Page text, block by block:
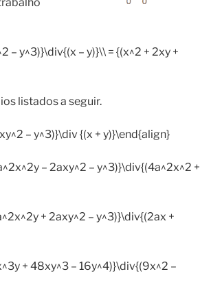
– y^3)}\div{(x – y)}\\ = {(x^2 + 2xy +
listados a seguir.
– y^3)}\div {(x + y)}\end{align}
– 2axy^2 – y^3)}\div{(4a^2x^2 +
+ 2axy^2 – y^3)}\div{(2ax +
+ 48xy^3 – 16y^4)}\div{(9x^2 –